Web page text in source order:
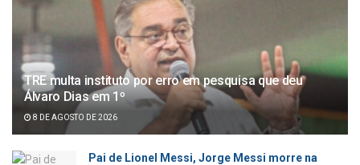
TRE multa instituto por erro em pesquisa que deu
Álvaro Dias em 1º
8 DE AGOSTO DE 2026
Pai de Lionel Messi, Jorge Messi morre na